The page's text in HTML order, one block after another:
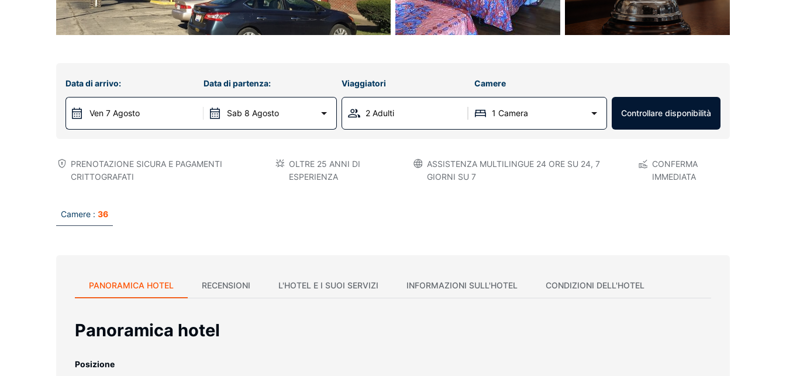
Data di arrivo:
Ven 7 Agosto
Data di partenza:
Sab 8 Agosto
Viaggiatori Camere
2 Adulti 1 Camera Controllare disponibilità
PRENOTAZIONE SICURA E PAGAMENTI
CRITTOGRAFATI
OLTRE 25 ANNI DI
ESPERIENZA
ASSISTENZA MULTILINGUE 24 ORE SU 24, 7
GIORNI SU 7
CONFERMA
IMMEDIATA
Camere : 36
PANORAMICA HOTEL RECENSIONI L'HOTEL E I SUOI SERVIZI INFORMAZIONI SULL'HOTEL CONDIZIONI DELL'HOTEL
Panoramica hotel
Posizione